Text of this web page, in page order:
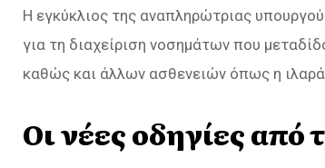
Η εγκύκλιος της αναπληρώτριας
για τη διαχείριση νοσημάτων που
καθώς και άλλων ασθενειών όπως η
Οι νέες οδηγίες από